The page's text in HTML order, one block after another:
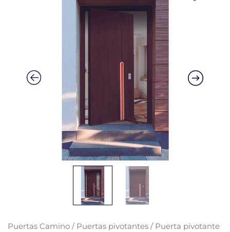
Puertas Camino / Puertas pivotantes / Puerta pivotante